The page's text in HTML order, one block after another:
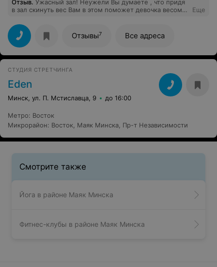
Отзыв. Ужасный зал! Неужели Вы думаете , что придя
в зал скинуть вес Вам в этом поможет девочка весом
которой нет результата работы над собой ? Тренер
должен быть с личным результатом ! Смотришь на
него и хочется становиться лучше ! Но только не в
этом зале и только не с таким тренером ! А
тренировки, которые проходят с худыми девушками в
Ужасный зал и ужасное обслуживание ! Больше не
ногой
Еще
Отзывы7 Все адреса
СТУДИЯ СТРЕТЧИНГА
Eden
Минск, ул. П. Мстиславца, 9 до 16:00
Метро: Восток
Микрорайон: Восток Маяк Минска Пр-т Независимости
Смотрите также
Йога в районе Маяк Минска
Фитнес-клубы в районе Маяк Минска